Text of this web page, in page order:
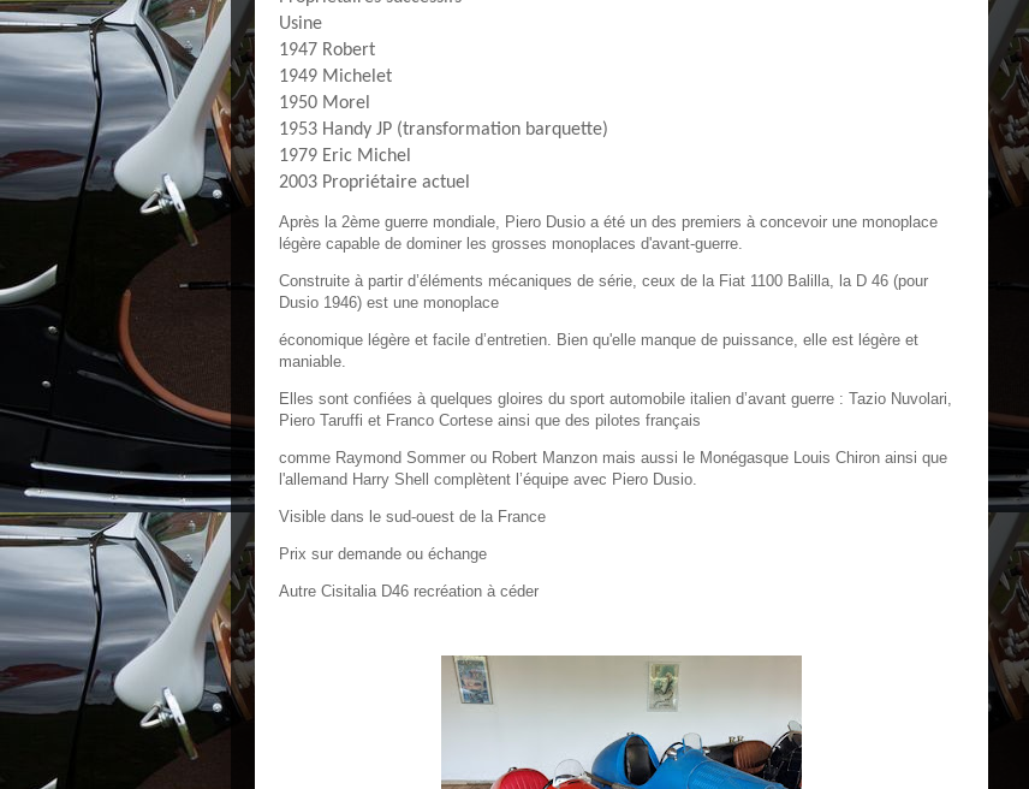
Usine
1947 Robert
1949 Michelet
1950 Morel
1953 Handy JP (transformation barquette)
1979 Eric Michel
2003 Propriétaire actuel
Après la 2ème guerre mondiale, Piero Dusio a été un des premiers à concevoir une monoplace
légère capable de dominer les grosses monoplaces d'avant-guerre.
Construite à partir d’éléments mécaniques de série, ceux de la Fiat 1100 Balilla, la D 46 (pour
Dusio 1946) est une monoplace
économique légère et facile d’entretien. Bien qu'elle manque de puissance, elle est légère et
maniable.
Elles sont confiées à quelques gloires du sport automobile italien d’avant guerre : Tazio Nuvolari,
Piero Taruffi et Franco Cortese ainsi que des pilotes français
comme Raymond Sommer ou Robert Manzon mais aussi le Monégasque Louis Chiron ainsi que
l'allemand Harry Shell complètent l’équipe avec Piero Dusio.
Visible dans le sud-ouest de la France
Prix sur demande ou échange
Autre Cisitalia D46 recréation à céder